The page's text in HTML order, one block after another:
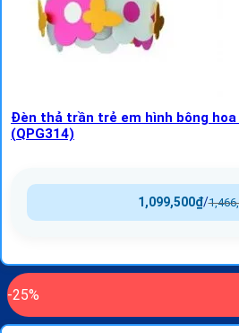
Đèn thả trần trẻ em hình bông
(QPG314)
/
1,099,500₫
-25%